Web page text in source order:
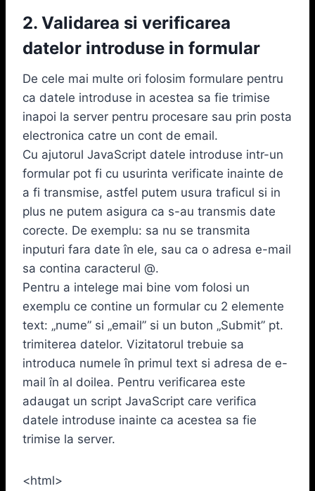
2. Validarea si verificarea
datelor introduse in formular
De cele mai multe ori folosim formulare pentru
ca datele introduse in acestea sa fie trimise
inapoi la server pentru procesare sau prin posta
electronica catre un cont de email.
Cu ajutorul JavaScript datele introduse intr-un
formular pot fi cu usurinta verificate inainte de
a fi transmise, astfel putem usura traficul si in
plus ne putem asigura ca s-au transmis date
corecte. De exemplu: sa nu se transmita
inputuri fara date în ele, sau ca o adresa e-mail
sa contina caracterul @.
Pentru a intelege mai bine vom folosi un
exemplu ce contine un formular cu 2 elemente
text: „nume” si „email” si un buton „Submit” pt.
trimiterea datelor. Vizitatorul trebuie sa
introduca numele în primul text si adresa de e-
mail în al doilea. Pentru verificarea este
adaugat un script JavaScript care verifica
datele introduse inainte ca acestea sa fie
trimise la server.
<html>